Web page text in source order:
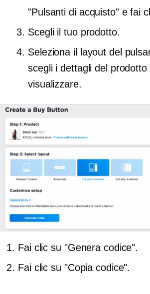
"Pulsanti di acquisto" e fai
Scegli il tuo prodotto.
Seleziona il layout del
scegli i dettagli del
visualizzare.
Fai clic su "Genera codice".
Fai clic su "Copia codice".